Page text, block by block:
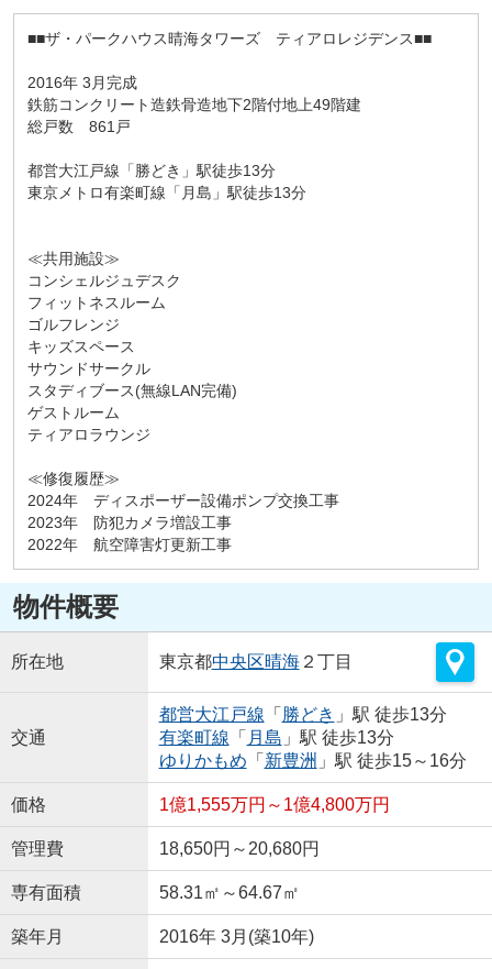
■■ザ・パークハウス晴海タワーズ ティアロレジデンス■■
2016年 3月完成
鉄筋コンクリート造鉄骨造地下2階付地上49階建
総戸数 861戸
都営大江戸線「勝どき」駅徒歩13分
東京メトロ有楽町線「月島」駅徒歩13分
≪共用施設≫
コンシェルジュデスク
フィットネスルーム
ゴルフレンジ
キッズスペース
サウンドサークル
スタディブース(無線LAN完備)
ゲストルーム
ティアロラウンジ
≪修復履歴≫
2024年 ディスポーザー設備ポンプ交換工事
2023年 防犯カメラ増設工事
2022年 航空障害灯更新工事
物件概要
所在地 東京都中央区晴海２丁目
交通
都営大江戸線 「 勝どき 」駅 徒歩13分
有楽町線 「 月島 」駅 徒歩13分
ゆりかもめ 「 新豊洲 」駅 徒歩15～16分
価格 1億1,555万円～1億4,800万円
管理費 18,650円～20,680円
専有面積 58.31㎡～64.67㎡
築年月 2016年 3月(築10年)